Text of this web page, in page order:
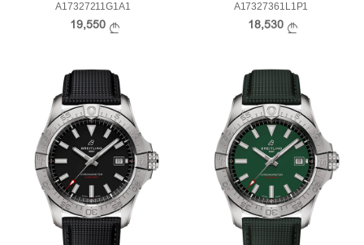
A17327211G1A1
19,550
A17327361L1P1
18,530